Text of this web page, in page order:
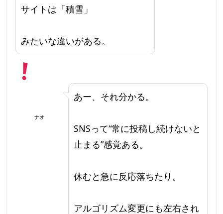
サイトは「積雪」
みたいな違いがある。
ナオ
あー、それ分かる。
SNSって“常に投稿し続けないと
止まる”感覚ある。
休むと急に反応落ちたり。
アルゴリズム変更にも左右され